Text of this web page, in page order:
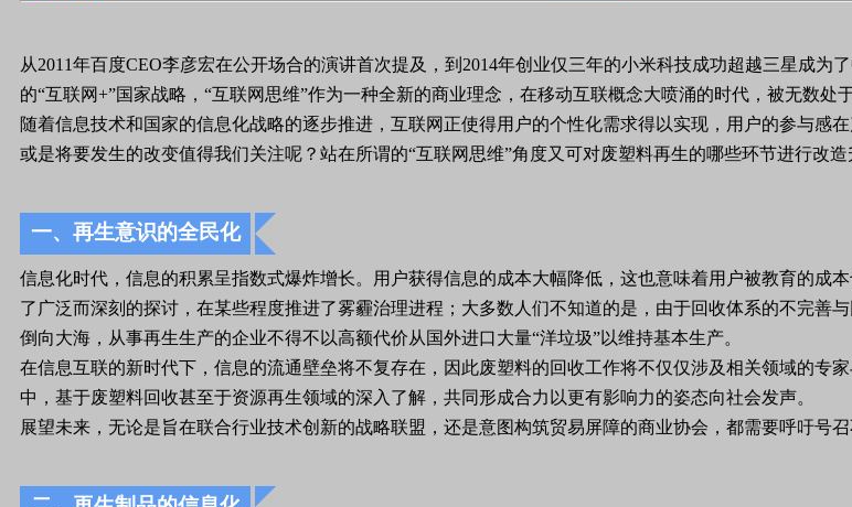
从2011年百度CEO李彦宏在公开场合的演讲首次提及，到2014年创业仅三年的小米科技成功超越三星成
的“互联网+”国家战略，“互联网思维”作为一种全新的商业理念，在移动互联概念大喷涌的时代，被无数
随着信息技术和国家的信息化战略的逐步推进，互联网正使得用户的个性化需求得以实现，用户的参与感
或是将要发生的改变值得我们关注呢？站在所谓的“互联网思维”角度又可对废塑料再生的哪些环节进行改造
一、再生意识的全民化
信息化时代，信息的积累呈指数式爆炸增长。用户获得信息的成本大幅降低，这也意味着用户被教育的成
了广泛而深刻的探讨，在某些程度推进了雾霾治理进程；大多数人们不知道的是，由于回收体系的不完善
倒向大海，从事再生生产的企业不得不以高额代价从国外进口大量“洋垃圾”以维持基本生产。
在信息互联的新时代下，信息的流通壁垒将不复存在，因此废塑料的回收工作将不仅仅涉及相关领域的专
中，基于废塑料回收甚至于资源再生领域的深入了解，共同形成合力以更有影响力的姿态向社会发声。
展望未来，无论是旨在联合行业技术创新的战略联盟，还是意图构筑贸易屏障的商业协会，都需要呼吁号